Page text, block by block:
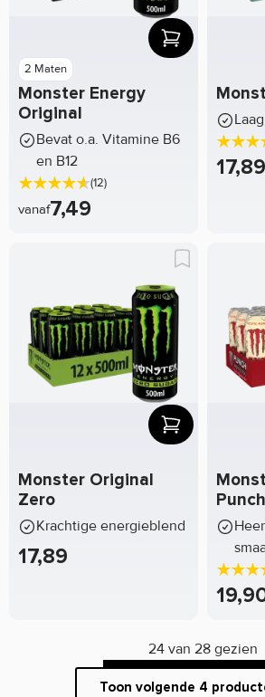
2 Maten
Monster Energy
Original
Bevat o.a. Vitamine B6
en B12
(12)
vanaf7,49
17,89
Monster Original
Zero
Krachtige energieblend
17,89
Punch
24 van 28 gezien
Toon volgende 4